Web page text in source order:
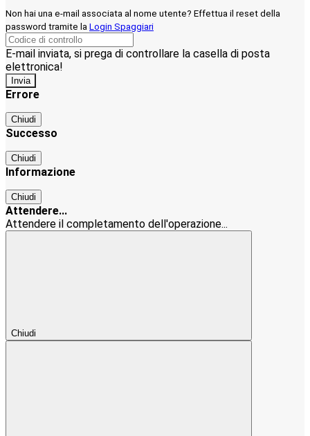
Non hai una e-mail associata al nome utente? Effettua il reset della
password tramite la Login Spaggiari
E-mail inviata, si prega di controllare la casella di posta
elettronica!
Errore
Chiudi
Successo
Chiudi
Informazione
Chiudi
Attendere...
Attendere il completamento dell'operazione...
Chiudi